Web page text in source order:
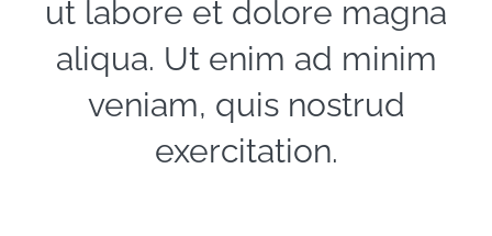
ut labore et dolore magna
aliqua. Ut enim ad minim
veniam, quis nostrud
exercitation.